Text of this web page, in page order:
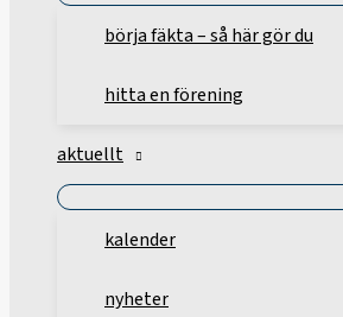
börja fäkta – så här gör du
hitta en förening
aktuellt
kalender
nyheter